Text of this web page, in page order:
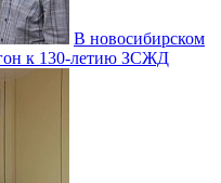
В новосибирском
к 130-летию ЗСЖД